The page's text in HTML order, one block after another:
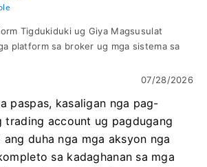
Tigdukiduki ug Giya Magsusulat
platform sa broker ug mga sistema sa
07/28/2026
paspas, kasaligan nga pag-
trading account ug pagdugang
duha nga mga aksyon nga
sa kadaghanan sa mga